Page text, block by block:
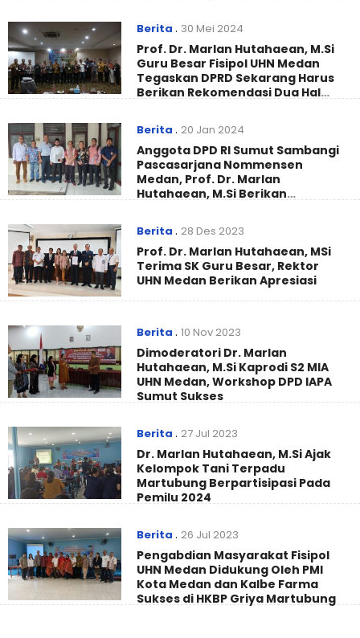
Berita . 30 Mei 2024
Prof. Dr. Marlan Hutahaean, M.Si
Guru Besar Fisipol UHN Medan
Tegaskan DPRD Sekarang Harus
Berikan Rekomendasi Dua Hal
Berita . 20 Jan 2024
Anggota DPD RI Sumut Sambangi
Pascasarjana Nommensen
Medan, Prof. Dr. Marlan
Hutahaean, M.Si Berikan
Berita . 28 Des 2023
Prof. Dr. Marlan Hutahaean, MSi
Terima SK Guru Besar, Rektor
UHN Medan Berikan Apresiasi
Berita . 10 Nov 2023
Dimoderatori Dr. Marlan
Hutahaean, M.Si Kaprodi S2 MIA
UHN Medan, Workshop DPD IAPA
Sumut Sukses
Berita . 27 Jul 2023
Dr. Marlan Hutahaean, M.Si Ajak
Kelompok Tani Terpadu
Martubung Berpartisipasi Pada
Pemilu 2024
Berita . 26 Jul 2023
Pengabdian Masyarakat Fisipol
UHN Medan Didukung Oleh PMI
Kota Medan dan Kalbe Farma
Sukses di HKBP Griya Martubung